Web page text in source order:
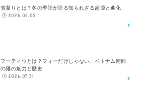
煮凝りとは？冬の季語が語る知られざる起源と進化
2026.08.02
フーティウとは？フォーだけじゃない、ベトナム南部
の麺の魅力と歴史
2026.07.31